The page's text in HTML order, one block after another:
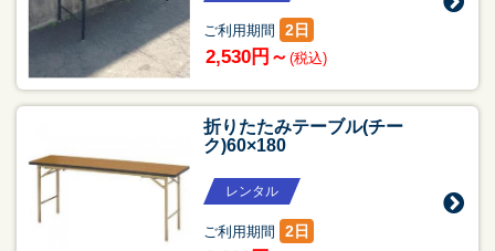
ご利用期間 2日
2,530円～ (税込)
折りたたみテーブル(チー
ク)60×180
レンタル
ご利用期間 2日